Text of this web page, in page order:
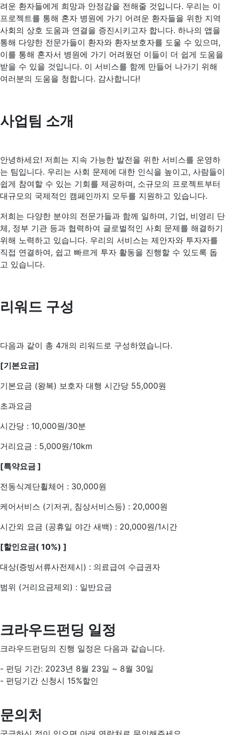
려운 환자들에게 희망과 안정감을 전해줄 것입니다. 우리는 이
프로젝트를 통해 혼자 병원에 가기 어려운 환자들을 위한 지역
사회의 상호 도움과 연결을 증진시키고자 합니다. 하나의 앱을
통해 다양한 전문가들이 환자와 환자보호자를 도울 수 있으며,
이를 통해 혼자서 병원에 가기 어려웠던 이들이 더 쉽게 도움을
받을 수 있을 것입니다. 이 서비스를 함께 만들어 나가기 위해
여러분의 도움을 청합니다. 감사합니다!
사업팀 소개
안녕하세요! 저희는 지속 가능한 발전을 위한 서비스를 운영하
는 팀입니다. 우리는 사회 문제에 대한 인식을 높이고, 사람들이
쉽게 참여할 수 있는 기회를 제공하며, 소규모의 프로젝트부터
대규모의 국제적인 캠페인까지 모두를 지원하고 있습니다.
저희는 다양한 분야의 전문가들과 함께 일하며, 기업, 비영리 단
체, 정부 기관 등과 협력하여 글로벌적인 사회 문제를 해결하기
위해 노력하고 있습니다. 우리의 서비스는 제안자와 투자자를
직접 연결하여, 쉽고 빠르게 투자 활동을 진행할 수 있도록 돕
고 있습니다.
리워드 구성
다음과 같이 총 4개의 리워드로 구성하였습니다.
[기본요금]
기본요금 (왕복) 보호자 대행 시간당 55,000원
초과요금
시간당 : 10,000원/30분
거리요금 : 5,000원/10km
[특약요금 ]
전동식계단휠체어 : 30,000원
케어서비스 (기저귀, 침상서비스등) : 20,000원
시간외 요금 (공휴일 야간 새백) : 20,000원/1시간
[할인요금( 10%) ]
대상(증빙서류사전제시) : 의료급여 수급권자
범위 (거리요금제외) : 일반요금
크라우드펀딩 일정
크라우드펀딩의 진행 일정은 다음과 같습니다.
- 펀딩 기간: 2023년 8월 23일 ~ 8월 30일
- 펀딩기간 신청시 15%할인
문의처